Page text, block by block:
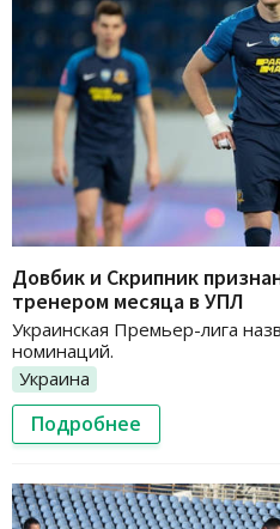
Довбик и Скрипник
тренером месяца в УПЛ
Украинская Премьер-лига
номинаций.
Украина
Подробнее